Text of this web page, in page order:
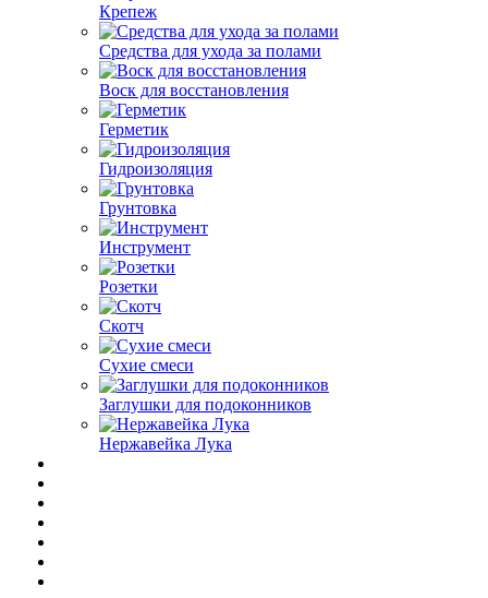
Крепеж
Средства для ухода за полами
Воск для восстановления
Герметик
Гидроизоляция
Грунтовка
Инструмент
Розетки
Скотч
Сухие смеси
Заглушки для подоконников
Нержавейка Лука